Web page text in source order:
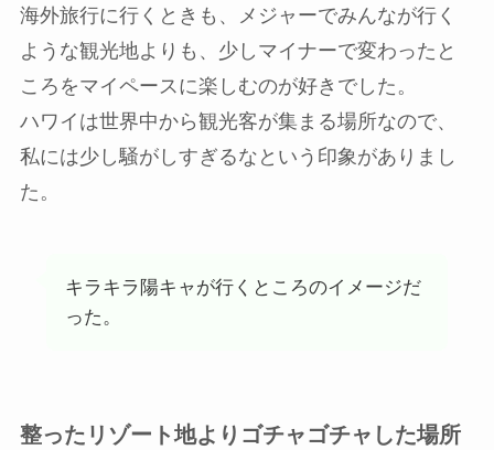
海外旅行に行くときも、メジャーでみんなが行く
ような観光地よりも、少しマイナーで変わったと
ころをマイペースに楽しむのが好きでした。
ハワイは世界中から観光客が集まる場所なので、
私には少し騒がしすぎるなという印象がありまし
た。
キラキラ陽キャが行くところのイメージだ
った。
整ったリゾート地よりゴチャゴチャした場所